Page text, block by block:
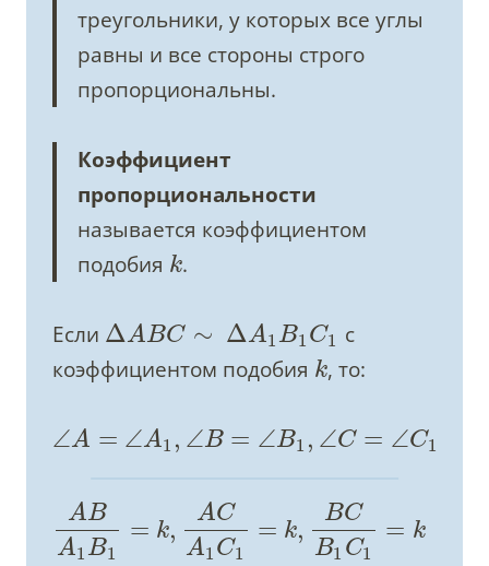
треугольники, у которых все углы
равны и все стороны строго
пропорциональны.
Коэффициент
пропорциональности
называется коэффициентом
подобия k.
Если ΔABC ∼ ΔA1 B1 C1 с
коэффициентом подобия k, то:
∠A = ∠A1 , ∠B = ∠B1 , ∠C = ∠C1
AB
A1 B1
= k,
AC
A1 C1
= k,
BC
B1 C1
= k